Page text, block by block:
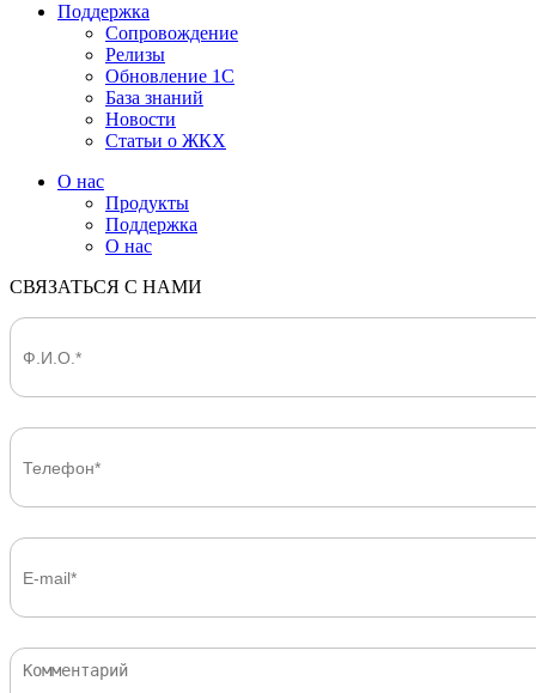
Поддержка
Сопровождение
Релизы
Обновление 1С
База знаний
Новости
Статьи о ЖКХ
О нас
Продукты
Поддержка
О нас
СВЯЗАТЬСЯ С НАМИ